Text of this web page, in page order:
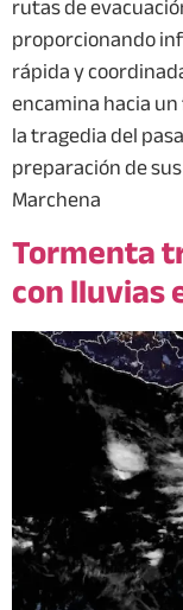
proporcionando
rápida y
encamina hacia
la tragedia del
preparación de
Marchena
Tormenta
con lluvias